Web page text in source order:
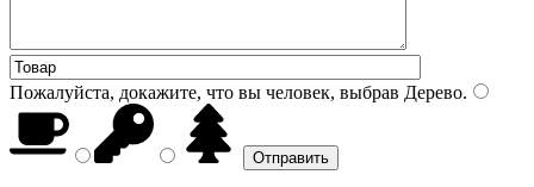
Пожалуйста, докажите, что вы человек, выбрав Дерево.